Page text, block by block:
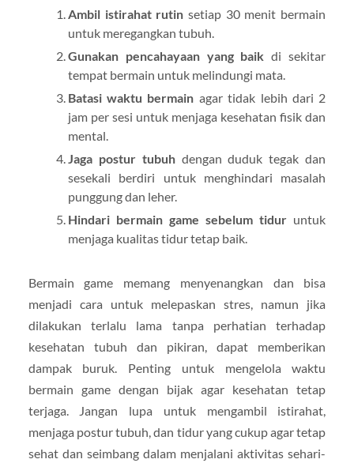
Ambil istirahat rutin setiap 30 menit bermain
untuk meregangkan tubuh.
Gunakan pencahayaan yang baik di sekitar
tempat bermain untuk melindungi mata.
Batasi waktu bermain agar tidak lebih dari 2
jam per sesi untuk menjaga kesehatan fisik dan
mental.
Jaga postur tubuhdengan duduk tegak dan
sesekali berdiri untuk menghindari masalah
punggung dan leher.
Hindari bermain game sebelum tidur untuk
menjaga kualitas tidur tetap baik.
Bermain game memang menyenangkan dan bisa
menjadi cara untuk melepaskan stres, namun jika
dilakukan terlalu lama tanpa perhatian terhadap
kesehatan tubuh dan pikiran, dapat memberikan
dampak buruk. Penting untuk mengelola waktu
bermain game dengan bijak agar kesehatan tetap
terjaga. Jangan lupa untuk mengambil istirahat,
menjaga postur tubuh, dan tidur yang cukup agar tetap
sehat dan seimbang dalam menjalani aktivitas sehari-